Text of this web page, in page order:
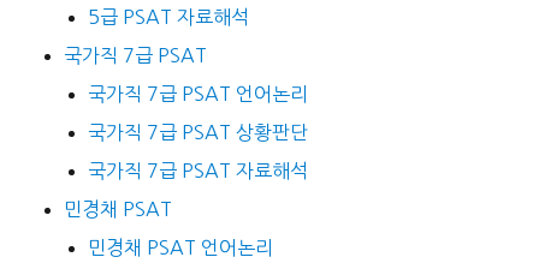
5급 PSAT 자료해석
국가직 7급 PSAT
국가직 7급 PSAT 언어논리
국가직 7급 PSAT 상황판단
국가직 7급 PSAT 자료해석
민경채 PSAT
민경채 PSAT 언어논리